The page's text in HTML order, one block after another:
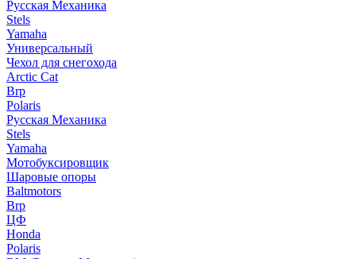
Русская Механика
Stels
Yamaha
Универсальный
Чехол для снегохода
Arctic Cat
Brp
Polaris
Русская Механика
Stels
Yamaha
Мотобуксировщик
Шаровые опоры
Baltmotors
Brp
ЦФ
Honda
Polaris